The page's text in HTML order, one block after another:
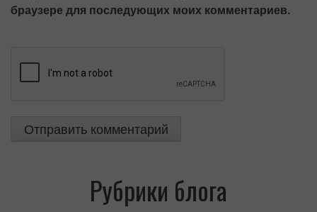
браузере для последующих моих комментариев.
Рубрики блога